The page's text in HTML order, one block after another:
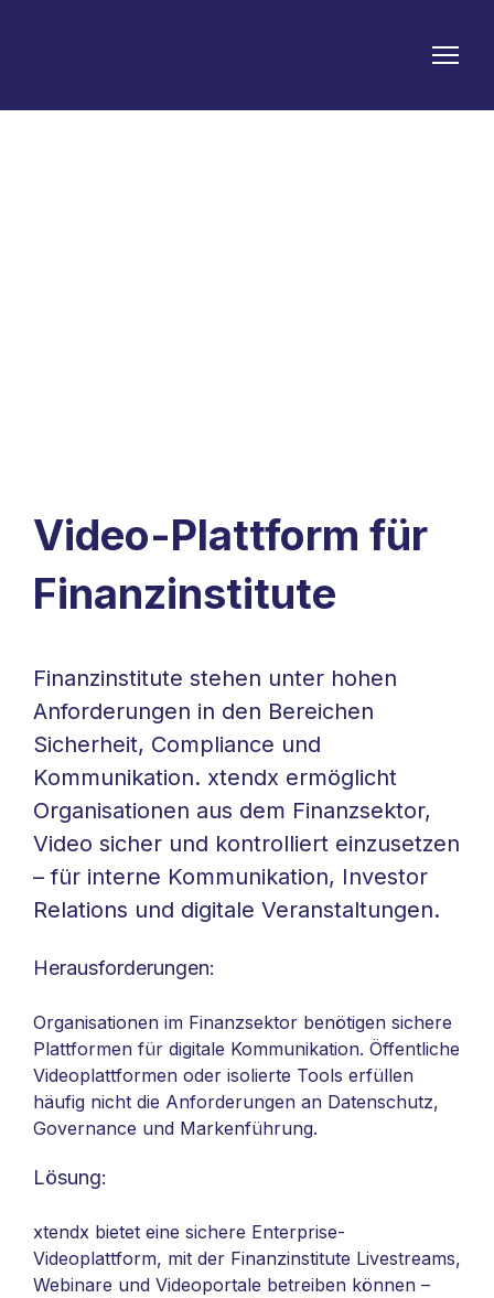
Video-Plattform für
Finanzinstitute
Finanzinstitute stehen unter hohen
Anforderungen in den Bereichen
Sicherheit, Compliance und
Kommunikation. xtendx ermöglicht
Organisationen aus dem Finanzsektor,
Video sicher und kontrolliert einzusetzen
– für interne Kommunikation, Investor
Relations und digitale Veranstaltungen.
Herausforderungen:
Organisationen im Finanzsektor benötigen sichere
Plattformen für digitale Kommunikation. Öffentliche
Videoplattformen oder isolierte Tools erfüllen
häufig nicht die Anforderungen an Datenschutz,
Governance und Markenführung.
Lösung:
xtendx bietet eine sichere Enterprise-
Videoplattform, mit der Finanzinstitute Livestreams,
Webinare und Videoportale betreiben können –